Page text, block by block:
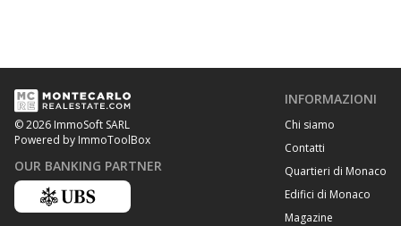
© 2026 ImmoSoft SARL
Powered by ImmoToolBox
OUR BANKING PARTNER
INFORMAZIONI
Chi siamo
Contatti
Quartieri di Monaco
Edifici di Monaco
Magazine